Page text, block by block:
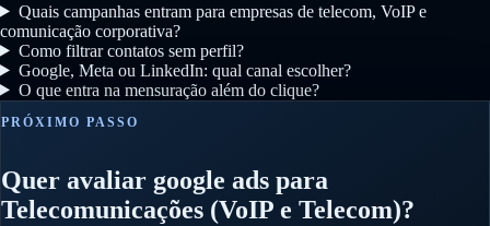
Quais campanhas entram para empresas de telecom, VoIP e
comunicação corporativa?
Como filtrar contatos sem perfil?
Google, Meta ou LinkedIn: qual canal escolher?
O que entra na mensuração além do clique?
PRÓXIMO PASSO
Quer avaliar google ads para
Telecomunicações (VoIP e Telecom)?